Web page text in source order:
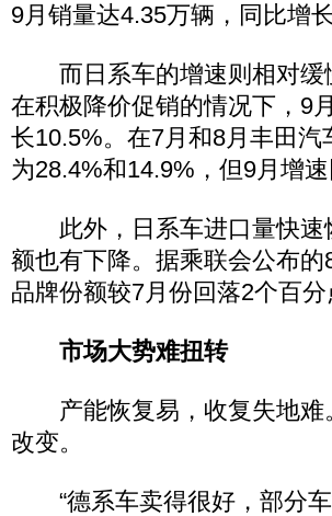
9月销量达4.35万辆，同比增长
而日系车的增速则相对缓
在积极降价促销的情况下，9
长10.5%。在7月和8月丰田
为28.4%和14.9%，但9月增速
此外，日系车进口量快速
额也有下降。据乘联会公布
品牌份额较7月份回落2个百分
市场大势难扭转
产能恢复易，收复失地难
改变。
“德系车卖得很好，部分车